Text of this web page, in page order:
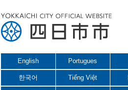
English Portugues
한국어 Tiếng Việt